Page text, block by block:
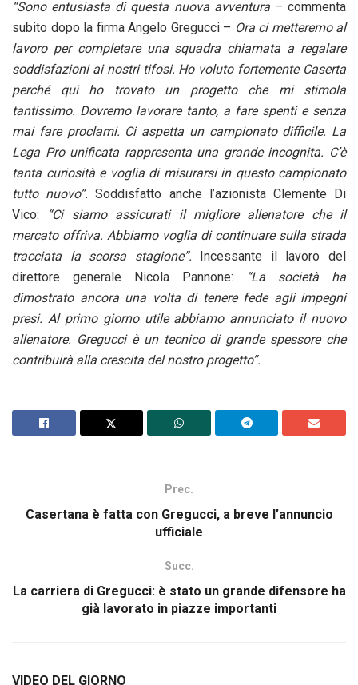
“Sono entusiasta di questa nuova avventura– commenta
subito dopo la firma Angelo Gregucci – Ora ci metteremo al
lavoro per completare una squadra chiamata a regalare
soddisfazioni ai nostri tifosi. Ho voluto fortemente Caserta
perché qui ho trovato un progetto che mi stimola
tantissimo. Dovremo lavorare tanto, a fare spenti e senza
mai fare proclami. Ci aspetta un campionato difficile. La
Lega Pro unificata rappresenta una grande incognita. C’è
tanta curiosità e voglia di misurarsi in questo campionato
tutto nuovo”.Soddisfatto anche l’azionista Clemente Di
Vico:
“Ci siamo assicurati il migliore allenatore che il
mercato offriva. Abbiamo voglia di continuare sulla strada
tracciata la scorsa stagione”. Incessante il lavoro del
direttore generale Nicola Pannone:
“La società ha
dimostrato ancora una volta di tenere fede agli impegni
presi. Al primo giorno utile abbiamo annunciato il nuovo
allenatore. Gregucci è un tecnico di grande spessore che
contribuirà alla crescita del nostro progetto”.
Prec.
Casertana è fatta con Gregucci, a breve l’annuncio
ufficiale
Succ.
La carriera di Gregucci: è stato un grande difensore ha
già lavorato in piazze importanti
VIDEO DEL GIORNO